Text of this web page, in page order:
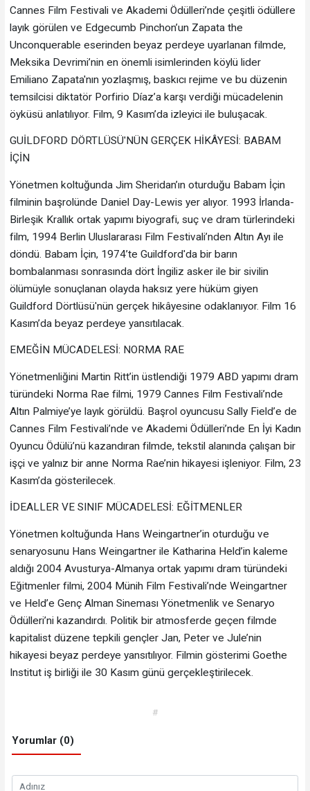
Cannes Film Festivali ve Akademi Ödülleri’nde çeşitli ödüllere
layık görülen ve Edgecumb Pinchon’un Zapata the
Unconquerable eserinden beyaz perdeye uyarlanan filmde,
Meksika Devrimi’nin en önemli isimlerinden köylü lider
Emiliano Zapata'nın yozlaşmış, baskıcı rejime ve bu düzenin
temsilcisi diktatör Porfirio Díaz’a karşı verdiği mücadelenin
öyküsü anlatılıyor. Film, 9 Kasım’da izleyici ile buluşacak.
GUİLDFORD DÖRTLÜSÜ'NÜN GERÇEK HİKÂYESİ: BABAM
İÇİN
Yönetmen koltuğunda Jim Sheridan’ın oturduğu Babam İçin
filminin başrolünde Daniel Day-Lewis yer alıyor. 1993 İrlanda-
Birleşik Krallık ortak yapımı biyografi, suç ve dram türlerindeki
film, 1994 Berlin Uluslararası Film Festivali’nden Altın Ayı ile
döndü. Babam İçin, 1974’te Guildford'da bir barın
bombalanması sonrasında dört İngiliz asker ile bir sivilin
ölümüyle sonuçlanan olayda haksız yere hüküm giyen
Guildford Dörtlüsü'nün gerçek hikâyesine odaklanıyor. Film 16
Kasım’da beyaz perdeye yansıtılacak.
EMEĞİN MÜCADELESİ: NORMA RAE
Yönetmenliğini Martin Ritt’in üstlendiği 1979 ABD yapımı dram
türündeki Norma Rae filmi, 1979 Cannes Film Festivali’nde
Altın Palmiye’ye layık görüldü. Başrol oyuncusu Sally Field’e de
Cannes Film Festivali’nde ve Akademi Ödülleri’nde En İyi Kadın
Oyuncu Ödülü’nü kazandıran filmde, tekstil alanında çalışan bir
işçi ve yalnız bir anne Norma Rae’nin hikayesi işleniyor. Film, 23
Kasım’da gösterilecek.
İDEALLER VE SINIF MÜCADELESİ: EĞİTMENLER
Yönetmen koltuğunda Hans Weingartner’in oturduğu ve
senaryosunu Hans Weingartner ile Katharina Held’in kaleme
aldığı 2004 Avusturya-Almanya ortak yapımı dram türündeki
Eğitmenler filmi, 2004 Münih Film Festivali’nde Weingartner
ve Held’e Genç Alman Sineması Yönetmenlik ve Senaryo
Ödülleri’ni kazandırdı. Politik bir atmosferde geçen filmde
kapitalist düzene tepkili gençler Jan, Peter ve Jule’nin
hikayesi beyaz perdeye yansıtılıyor. Filmin gösterimi Goethe
Institut iş birliği ile 30 Kasım günü gerçekleştirilecek.
#
Yorumlar (0)